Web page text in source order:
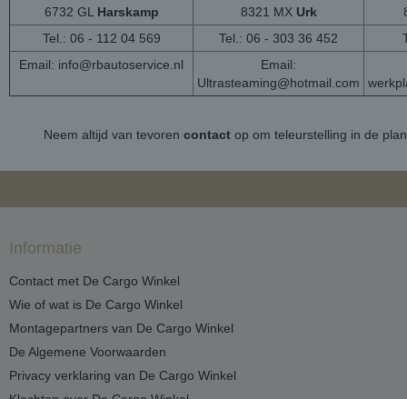
6732 GL Harskamp 8321 MX Urk
Tel.: 06 - 112 04 569
Tel.: 06 - 303 36 452
Email: info@rbautoservice.nl
Email:
Ultrasteaming@hotmail.com
Neem altijd van tevoren contactop om teleurstelling in de
Informatie
Contact met De Cargo Winkel
Wie of wat is De Cargo Winkel
Montagepartners van De Cargo Winkel
De Algemene Voorwaarden
Privacy verklaring van De Cargo Winkel